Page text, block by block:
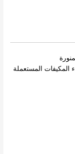
المستعملة